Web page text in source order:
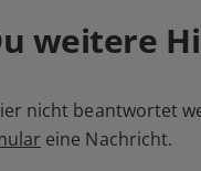
weitere
nicht beantwortet
eine Nachricht.